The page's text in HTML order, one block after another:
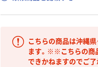
こちらの商品は沖縄県
ます。※※こちらの商
できかねますのでご了